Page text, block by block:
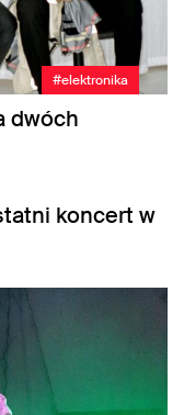
#elektronika
dwóch
koncert w